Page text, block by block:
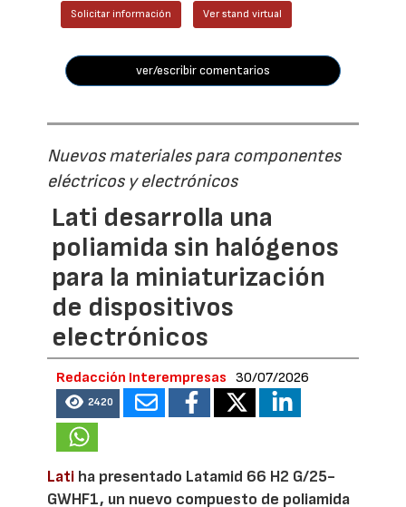
Solicitar información Ver stand virtual
ver/escribir comentarios
Nuevos materiales para componentes
eléctricos y electrónicos
Lati desarrolla una
poliamida sin halógenos
para la miniaturización
de dispositivos
electrónicos
Redacción Interempresas 30/07/2026
2420
Lati ha presentado Latamid 66 H2 G/25-
GWHF1, un nuevo compuesto de poliamida